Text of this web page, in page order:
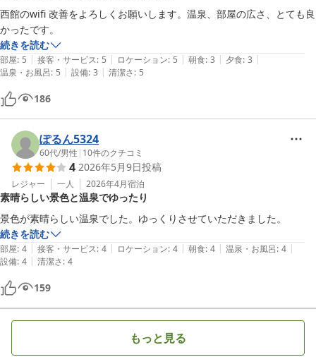
西館のwifi 改善をよろしくお願いします。温泉、部屋の広さ、とても良
かったです。
続きを読む
部屋: 5 | 接客・サービス: 5 | ロケーション: 5 | 朝食: 3 | 夕食: 3 |
温泉・お風呂: 5 | 設備: 3 | 清潔さ: 5
186
ぽるん5324
60代/男性 | 10件のクチコミ
4 2026年5月9日投稿
レジャー 一人 2026年4月宿泊
素晴らしい景色と温泉でゆったり
景色が素晴らしい温泉でした。ゆっくりさせていただきました。
続きを読む
部屋: 4 | 接客・サービス: 4 | ロケーション: 4 | 朝食: 4 | 温泉・お風呂: 4 |
設備: 4 | 清潔さ: 4
159
もっと見る